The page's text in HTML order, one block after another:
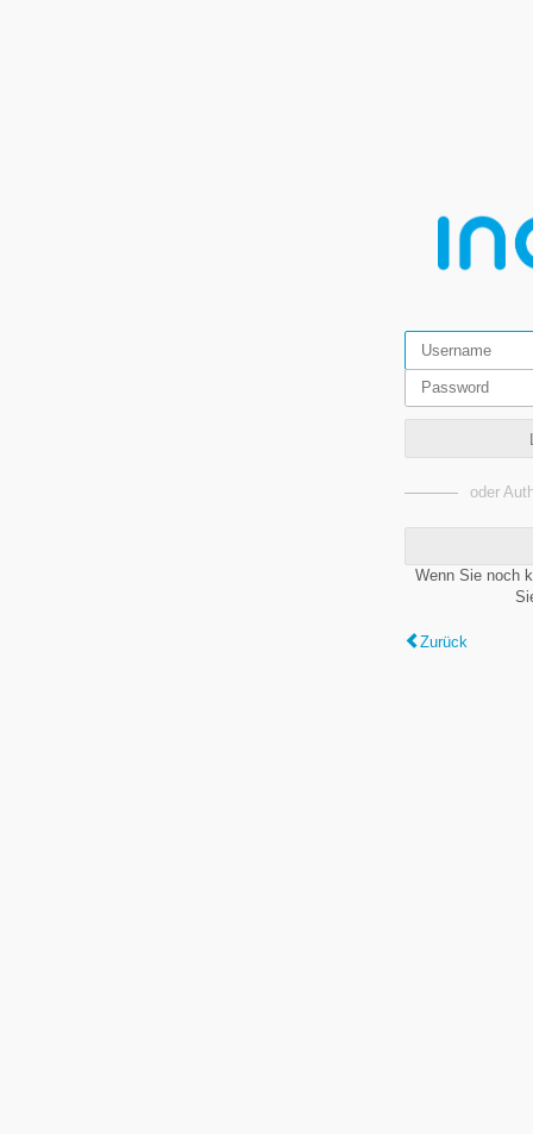
oder
Wenn Sie noch
Zurück